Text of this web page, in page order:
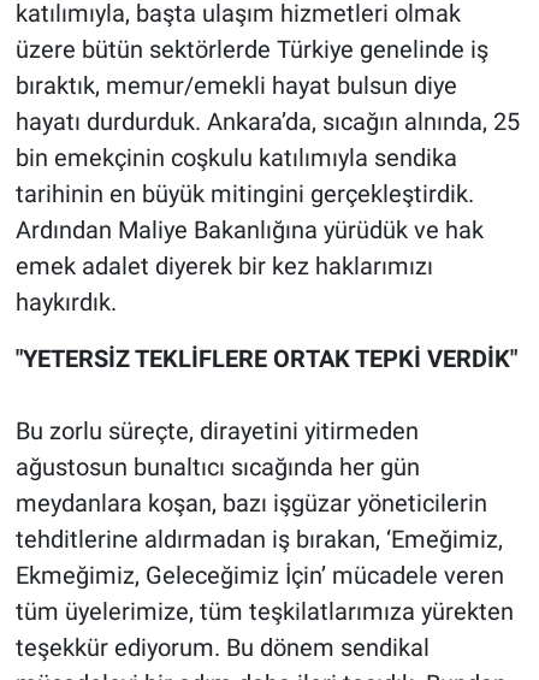
katılımıyla, başta ulaşım hizmetleri olmak
üzere bütün sektörlerde Türkiye genelinde iş
bıraktık, memur/emekli hayat bulsun diye
hayatı durdurduk. Ankara’da, sıcağın alnında, 25
bin emekçinin coşkulu katılımıyla sendika
tarihinin en büyük mitingini gerçekleştirdik.
Ardından Maliye Bakanlığına yürüdük ve hak
emek adalet diyerek bir kez haklarımızı
haykırdık.
"YETERSİZ TEKLİFLERE ORTAK TEPKİ VERDİK"
Bu zorlu süreçte, dirayetini yitirmeden
ağustosun bunaltıcı sıcağında her gün
meydanlara koşan, bazı işgüzar yöneticilerin
tehditlerine aldırmadan iş bırakan, ‘Emeğimiz,
Ekmeğimiz, Geleceğimiz İçin’ mücadele veren
tüm üyelerimize, tüm teşkilatlarımıza yürekten
teşekkür ediyorum. Bu dönem sendikal